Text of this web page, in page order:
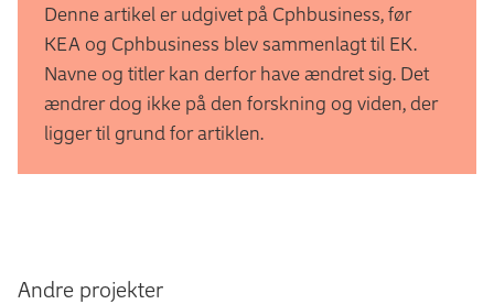
Denne artikel er udgivet på Cphbusiness, før
KEA og Cphbusiness blev sammenlagt til EK.
Navne og titler kan derfor have ændret sig. Det
ændrer dog ikke på den forskning og viden, der
ligger til grund for artiklen.
Andre projekter